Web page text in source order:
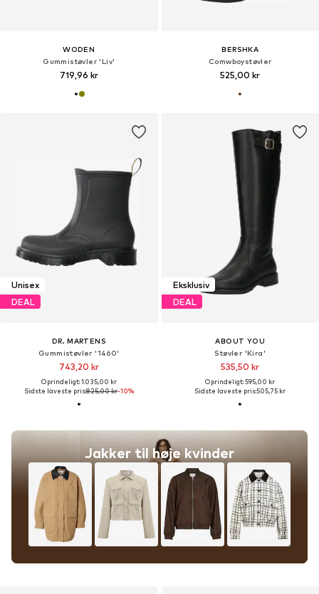
WODEN
Gummistøvler 'Liv'
719,96 kr
BERSHKA
Comwboystøvler
525,00 kr
Unisex
DEAL
DR. MARTENS
Gummistøvler '1460'
743,20 kr
Oprindeligt: 1.035,00 kr
Sidste laveste pris:825,00 kr-10%
Jakker til høje kvinder
Eksklusiv
DEAL
ABOUT YOU
Støvler 'Kira'
535,50 kr
Oprindeligt: 595,00 kr
Sidste laveste pris:505,75 kr